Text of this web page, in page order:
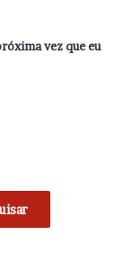
vez que eu